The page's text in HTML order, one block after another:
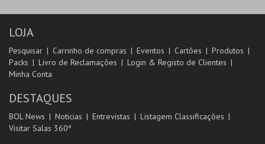
LOJA
Pesquisar Carrinho de compras Eventos Cartões
Produtos
Packs
Livro de Reclamações
Login & Registo de Clientes
Minha Conta
DESTAQUES
BOL News Noticias Entrevistas
Listagem Classificações
Visitar Salas 360º